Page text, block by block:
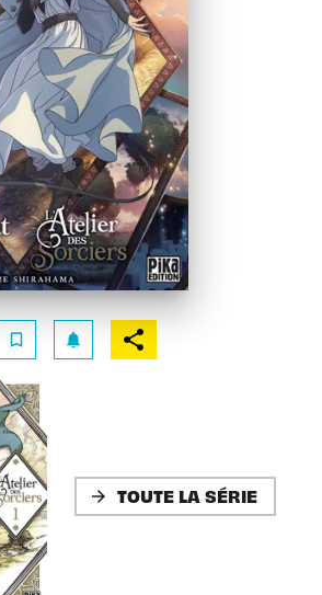
bookmark_border notifications
arrow_forward TOUTE LA SÉRIE